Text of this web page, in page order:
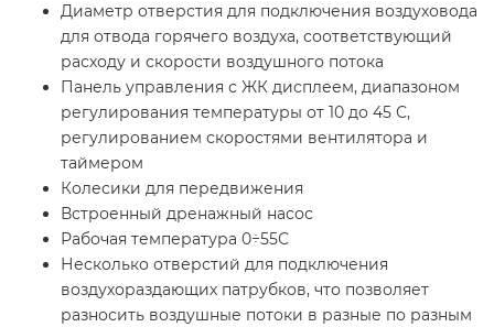
Диаметр отверстия для подключения воздуховода
для отвода горячего воздуха, соответствующий
расходу и скорости воздушного потока
Панель управления с ЖК дисплеем, диапазоном
регулирования температуры от 10 до 45 С,
регулированием скоростями вентилятора и
таймером
Колесики для передвижения
Встроенный дренажный насос
Рабочая температура 0÷55С
Несколько отверстий для подключения
воздухораздающих патрубков, что позволяет
разносить воздушные потоки в разные по разным